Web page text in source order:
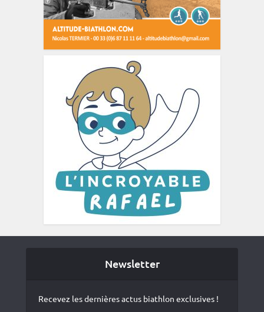
Newsletter
Recevez les dernières actus biathlon exclusives !